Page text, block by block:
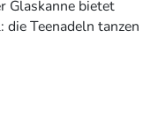
Glaskanne bietet
Teenadeln tanzen